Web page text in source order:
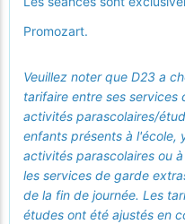
Promozart.
Veuillez noter que D23 a
tarifaire entre ses services
activités parascolaires/
enfants présents à l'école,
activités parascolaires ou
les services de garde
de la fin de journée. Les
études ont été ajustés en